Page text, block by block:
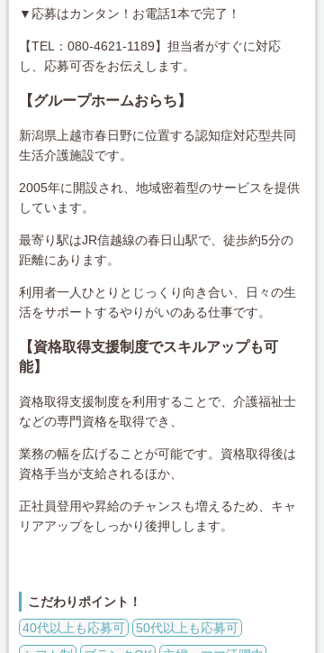
▼応募はカンタン！お電話1本で完了！
【TEL：080-4621-1189】担当者がすぐに対応
し、応募可否をお伝えします。
【グループホームおらち】
新潟県上越市春日野に位置する認知症対応型共同
生活介護施設です。
2005年に開設され、地域密着型のサービスを提供
しています。
最寄り駅はJR信越線の春日山駅で、徒歩約5分の
距離にあります。
利用者一人ひとりとじっくり向き合い、日々の生
活をサポートするやりがいのある仕事です。
【資格取得支援制度でスキルアップも可
能】
資格取得支援制度を利用することで、介護福祉士
などの専門資格を取得でき、
業務の幅を広げることが可能です。資格取得後は
資格手当が支給されるほか、
正社員登用や昇給のチャンスも増えるため、キャ
リアアップをしっかり後押しします。
こだわりポイント！
40代以上も応募可
50代以上も応募可